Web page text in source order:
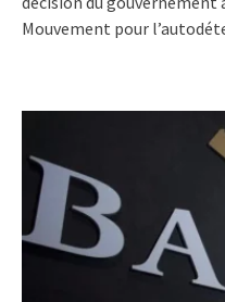
Mouvement pour